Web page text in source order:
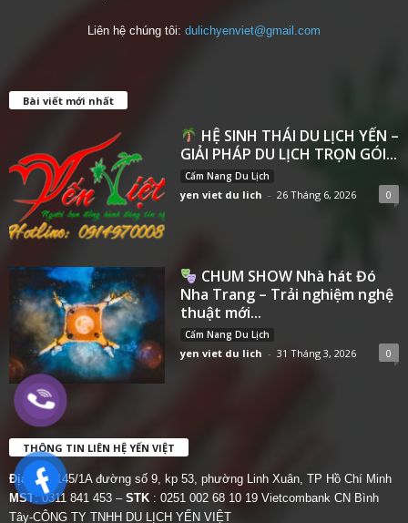
Liên hệ chúng tôi: dulichyenviet@gmail.com
Bài viết mới nhất
HỆ SINH THÁI DU LỊCH YẾN –
GIẢI PHÁP DU LỊCH TRỌN GÓI...
Cẩm Nang Du Lịch
yen viet du lich - 26 Tháng 6, 2026 0
CHUM SHOW Nhà hát Đó
Nha Trang – Trải nghiệm nghệ
thuật mới...
Cẩm Nang Du Lịch
yen viet du lich - 31 Tháng 3, 2026 0
THÔNG TIN LIÊN HỆ YẾN VIỆT
Địa chỉ:
145/1A đường số 9, kp 53, phường Linh Xuân, TP Hồ Chí Minh
MST: 0311 841 453 – STK : 0251 002 68 10 19 Vietcombank CN Bình
Tây-CÔNG TY TNHH DU LỊCH YẾN VIỆT